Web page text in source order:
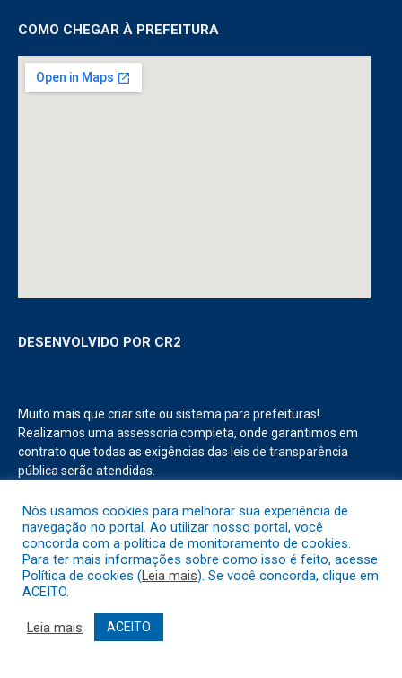
COMO CHEGAR À PREFEITURA
DESENVOLVIDO POR CR2
Muito mais que criar site ou sistema para prefeituras!
Realizamos uma assessoria completa, onde garantimos em
contrato que todas as exigências das leis de transparência
pública serão atendidas.
Conheça oPNTPe oRadar da Transparência Pública
Todos os direitos reservados a Prefeitura Municipal de Abaetetuba.
Mapa do Site
Acessar Área Administrativa
Nós usamos cookies para melhorar sua experiência de
navegação no portal. Ao utilizar nosso portal, você
concorda com a política de monitoramento de cookies.
Para ter mais informações sobre como isso é feito, acesse
Política de cookies (Leia mais). Se você concorda, clique em
ACEITO.
Leia mais ACEITO